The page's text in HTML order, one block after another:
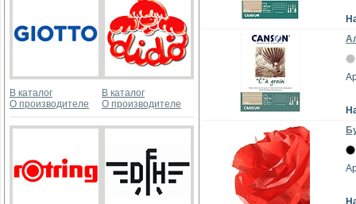
В каталог
О производителе
В каталог
О производителе